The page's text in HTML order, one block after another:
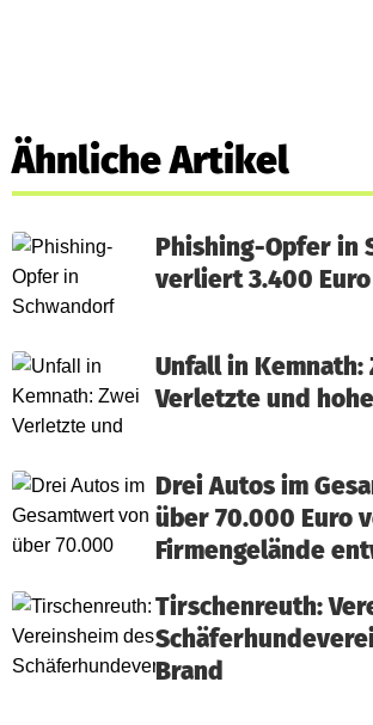
Ähnliche Artikel
Phishing-Opfer in
verliert 3.400 Euro
Unfall in Kemnath:
Verletzte und
Drei Autos im
über 70.000 Euro
Firmengelände
Tirschenreuth:
Brand